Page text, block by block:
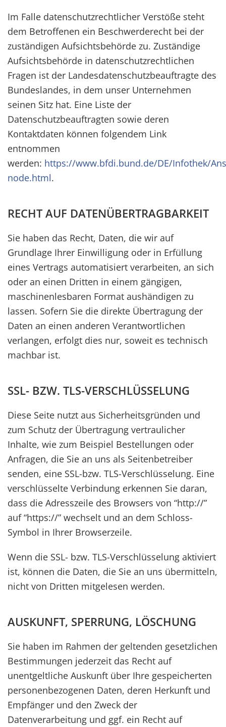
Im Falle datenschutzrechtlicher Verstöße steht
dem Betroffenen ein Beschwerderecht bei der
zuständigen Aufsichtsbehörde zu. Zuständige
Aufsichtsbehörde in datenschutzrechtlichen
Fragen ist der Landesdatenschutzbeauftragte des
Bundeslandes, in dem unser Unternehmen
seinen Sitz hat. Eine Liste der
Datenschutzbeauftragten sowie deren
Kontaktdaten können folgendem Link
entnommen
werden: https://www.bfdi.bund.de/DE/Infothek/
node.html.
RECHT AUF DATENÜBERTRAGBARKEIT
Sie haben das Recht, Daten, die wir auf
Grundlage Ihrer Einwilligung oder in Erfüllung
eines Vertrags automatisiert verarbeiten, an sich
oder an einen Dritten in einem gängigen,
maschinenlesbaren Format aushändigen zu
lassen. Sofern Sie die direkte Übertragung der
Daten an einen anderen Verantwortlichen
verlangen, erfolgt dies nur, soweit es technisch
machbar ist.
SSL- BZW. TLS-VERSCHLÜSSELUNG
Diese Seite nutzt aus Sicherheitsgründen und
zum Schutz der Übertragung vertraulicher
Inhalte, wie zum Beispiel Bestellungen oder
Anfragen, die Sie an uns als Seitenbetreiber
senden, eine SSL-bzw. TLS-Verschlüsselung. Eine
verschlüsselte Verbindung erkennen Sie daran,
dass die Adresszeile des Browsers von “http://”
auf “https://” wechselt und an dem Schloss-
Symbol in Ihrer Browserzeile.
Wenn die SSL- bzw. TLS-Verschlüsselung aktiviert
ist, können die Daten, die Sie an uns übermitteln,
nicht von Dritten mitgelesen werden.
AUSKUNFT, SPERRUNG, LÖSCHUNG
Sie haben im Rahmen der geltenden gesetzlichen
Bestimmungen jederzeit das Recht auf
unentgeltliche Auskunft über Ihre gespeicherten
personenbezogenen Daten, deren Herkunft und
Empfänger und den Zweck der
Datenverarbeitung und ggf. ein Recht auf